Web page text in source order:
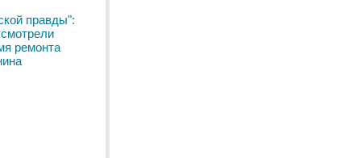
правды":
ремонта